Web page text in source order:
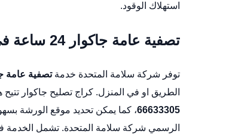
استهلاك الوقود.
تصفية عامة جاكوار 24 ساعة في الكويت
توفر شركة سلامة المتحدة خدمةتصفية عامة جاكوار 24
الطريق او في المنزل. كراج تصليح جاكوار
66633305، كما يمكن تحديد موقع الورشة
الرسمي شركة سلامة المتحدة. تشمل الخدمة